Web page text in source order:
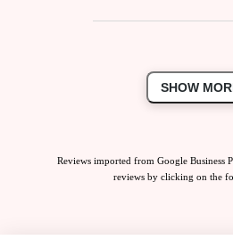
SHOW
Reviews imported from Google Business
reviews by clicking on the